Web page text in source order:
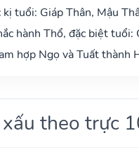
tuổi: Giáp Thân, Mậu
hành Thổ, đặc biệt
hợp Ngọ và Tuất thành
theo trực